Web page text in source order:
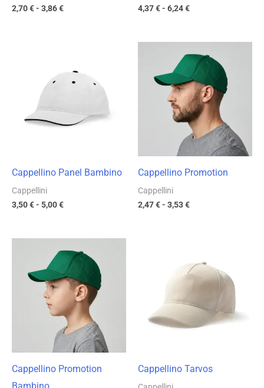
2,70€- 3,86€ 4,37€- 6,24€
Cappellino Panel Bambino
Cappellini
3,50€- 5,00€
5,00 €
Cappellino Promotion
Cappellini
2,47€- 3,53€
di
prezzo:
da
2,47 €
a
3,53 €
Cappellino Promotion
di
prezzo:
da
2,47 €
a
3,53 €
Cappellino Tarvos
prezzo:
da
3,42 €
4,89 €